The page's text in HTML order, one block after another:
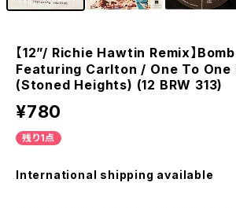
【12”/ Richie Hawtin Remix】
Featuring Carlton / One To One
(Stoned Heights) (12 BRW 313)
¥780
残り1点
International shipping available